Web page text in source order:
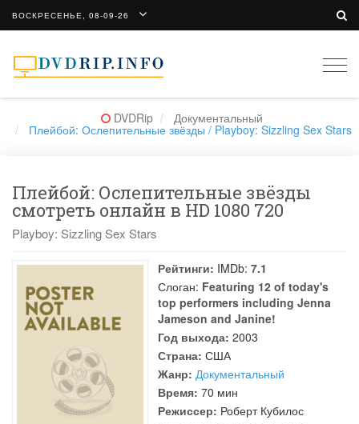
ВОСКРЕСЕНЬЕ, 08-09-26
DVDRip Документальный
Плейбой: Ослепительные звёзды / Playboy: Sizzling Sex Stars
Плейбой: Ослепительные звёзды
смотреть онлайн в HD 1080 720
Playboy: Sizzling Sex Stars
Рейтинги: IMDb: 7.1
Слоган: Featuring 12 of today's
top performers including Jenna
Jameson and Janine!
Год выхода: 2003
Страна: США
Жанр: Документальный
Время: 70 мин
Режиссер: Роберт Кубилос